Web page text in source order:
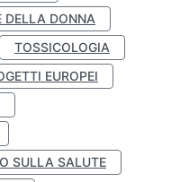
DELLA DONNA
TOSSICOLOGIA
EUROPEI
SULLA SALUTE